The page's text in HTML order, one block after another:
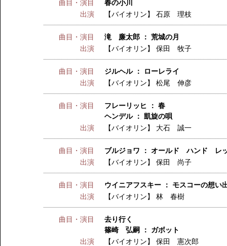
曲目・演目
春の小川
出演
【バイオリン】石原 理枝
曲目・演目
滝 廉太郎 ： 荒城の月
出演
【バイオリン】保田 牧子
曲目・演目
ジルヘル ： ローレライ
出演
【バイオリン】松尾 伸彦
曲目・演目
フレーリッヒ ： 春
ヘンデル ： 凱旋の唄
出演
【バイオリン】 大石 誠一
曲目・演目
ブルジョワ ： オールド ハンド レ
出演
【バイオリン】保田 尚子
曲目・演目
ウイニアフスキー ： モスコーの想い
出演
【バイオリン】林 春樹
曲目・演目
去り行く
篠崎 弘嗣 ： ガボット
出演
【バイオリン】保田 憲次郎